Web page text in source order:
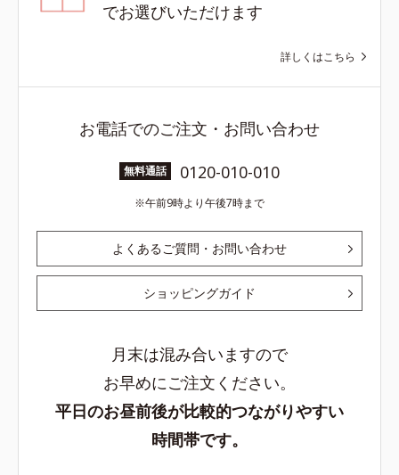
でお選びいただけます
詳しくはこちら
お電話でのご注文・お問い合わせ
無料通話 0120-010-010
午前9時より午後7時まで
よくあるご質問・お問い合わせ
ショッピングガイド
月末は混み合いますので
お早めにご注文ください。
平日のお昼前後が比較的つながりやすい
時間帯です。